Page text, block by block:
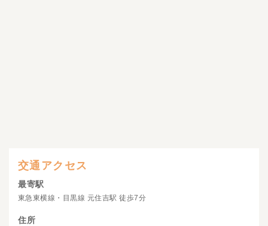
交通アクセス
最寄駅
東急東横線・目黒線 元住吉駅 徒歩7分
住所